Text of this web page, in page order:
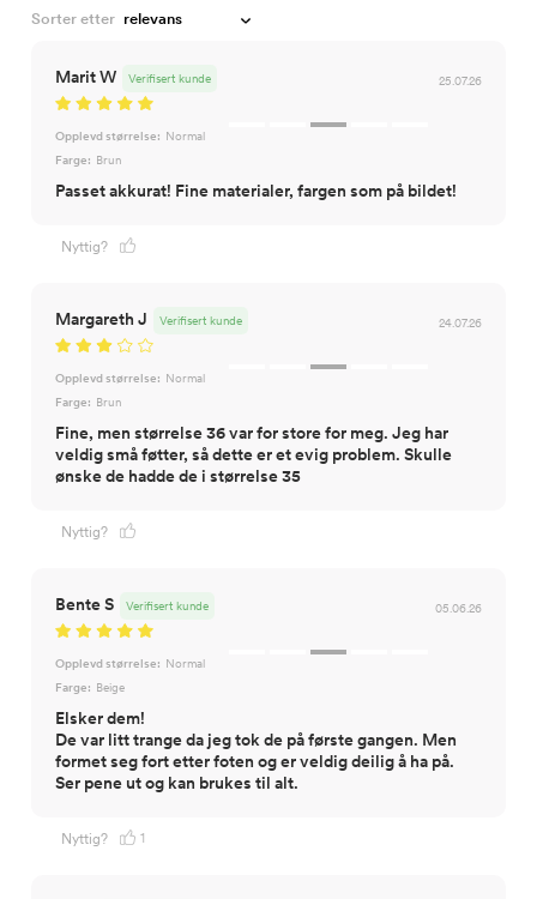
Sorter etter
Marit W 25.07.26
Verifisert kunde
Opplevd størrelse: Normal
Farge: Brun
Passet akkurat! Fine materialer, fargen som på bildet!
Nyttig?
Margareth J 24.07.26
Verifisert kunde
Opplevd størrelse: Normal
Farge: Brun
Fine, men størrelse 36 var for store for meg. Jeg har
veldig små føtter, så dette er et evig problem. Skulle
ønske de hadde de i størrelse 35
Nyttig?
Bente S 05.06.26
Verifisert kunde
Opplevd størrelse: Normal
Farge: Beige
Elsker dem!
De var litt trange da jeg tok de på første gangen. Men
formet seg fort etter foten og er veldig deilig å ha på.
Ser pene ut og kan brukes til alt.
Nyttig? 1